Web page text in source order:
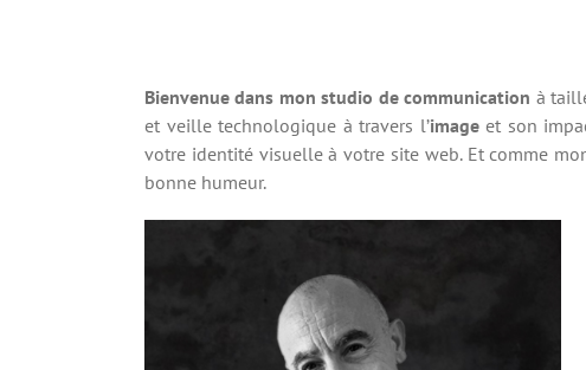
Bienvenue dans mon studio de communication à
et veille technologique à travers l’imageet son
votre identité visuelle à votre site web. Et comme
bonne humeur.